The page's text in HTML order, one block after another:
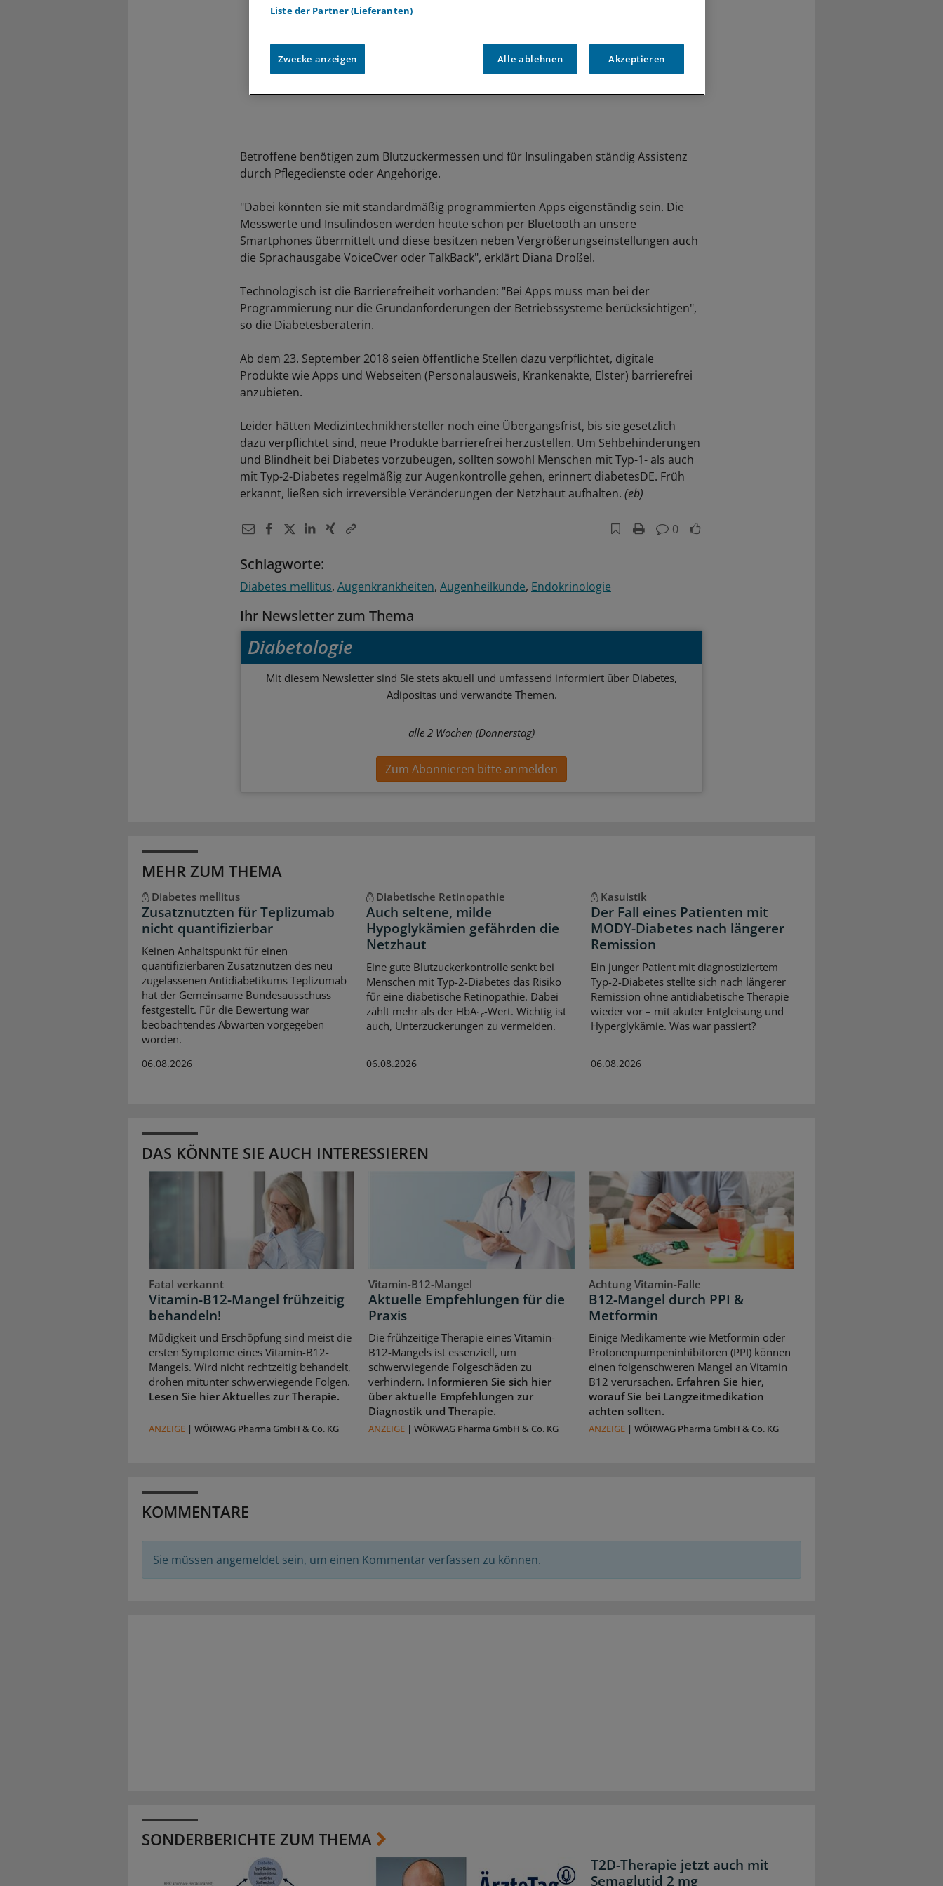
Betroffene benötigen zum Blutzuckermessen und für Insulingaben ständig Assistenz
durch Pflegedienste oder Angehörige.
"Dabei könnten sie mit standardmäßig programmierten Apps eigenständig sein. Die
Messwerte und Insulindosen werden heute schon per Bluetooth an unsere
Smartphones übermittelt und diese besitzen neben Vergrößerungseinstellungen auch
die Sprachausgabe VoiceOver oder TalkBack", erklärt Diana Droßel.
Technologisch ist die Barrierefreiheit vorhanden: "Bei Apps muss man bei der
Programmierung nur die Grundanforderungen der Betriebssysteme berücksichtigen",
so die Diabetesberaterin.
Ab dem 23. September 2018 seien öffentliche Stellen dazu verpflichtet, digitale
Produkte wie Apps und Webseiten (Personalausweis, Krankenakte, Elster) barrierefrei
anzubieten.
Leider hätten Medizintechnikhersteller noch eine Übergangsfrist, bis sie gesetzlich
dazu verpflichtet sind, neue Produkte barrierefrei herzustellen. Um Sehbehinderungen
und Blindheit bei Diabetes vorzubeugen, sollten sowohl Menschen mit Typ-1- als auch
mit Typ-2-Diabetes regelmäßig zur Augenkontrolle gehen, erinnert diabetesDE. Früh
erkannt, ließen sich irreversible Veränderungen der Netzhaut aufhalten. (eb)
0
Schlagworte:
Diabetes mellitus Augenkrankheiten Augenheilkunde Endokrinologie
Ihr Newsletter zum Thema
Diabetologie
Mit diesem Newsletter sind Sie stets aktuell und umfassend informiert über Diabetes,
Adipositas und verwandte Themen.
alle 2 Wochen (Donnerstag)
Zum Abonnieren bitte anmelden
MEHR ZUM THEMA
Diabetes mellitus
Zusatznutzten für Teplizumab
nicht quantifizierbar
Keinen Anhaltspunkt für einen
quantifizierbaren Zusatznutzen des neu
zugelassenen Antidiabetikums Teplizumab
hat der Gemeinsame Bundesausschuss
festgestellt. Für die Bewertung war
beobachtendes Abwarten vorgegeben
worden.
06.08.2026
Diabetische Retinopathie
Auch seltene, milde
Hypoglykämien gefährden die
Netzhaut
Eine gute Blutzuckerkontrolle senkt bei
Menschen mit Typ-2-Diabetes das Risiko
für eine diabetische Retinopathie. Dabei
zählt mehr als der HbA1c-Wert. Wichtig ist
auch, Unterzuckerungen zu vermeiden.
06.08.2026
Kasuistik
Der Fall eines Patienten mit
MODY-Diabetes nach längerer
Remission
Ein junger Patient mit diagnostiziertem
Typ-2-Diabetes stellte sich nach längerer
Remission ohne antidiabetische Therapie
wieder vor – mit akuter Entgleisung und
Hyperglykämie. Was war passiert?
06.08.2026
DAS KÖNNTE SIE AUCH INTERESSIEREN
Fatal verkannt
Vitamin-B12-Mangel frühzeitig
behandeln!
Müdigkeit und Erschöpfung sind meist die
ersten Symptome eines Vitamin-B12-
Mangels. Wird nicht rechtzeitig behandelt,
drohen mitunter schwerwiegende Folgen.
Lesen Sie hier Aktuelles zur Therapie.
ANZEIGE | WÖRWAG Pharma GmbH & Co. KG
Vitamin-B12-Mangel
Aktuelle Empfehlungen für die
Praxis
Die frühzeitige Therapie eines Vitamin-
B12-Mangels ist essenziell, um
schwerwiegende Folgeschäden zu
verhindern. Informieren Sie sich hier
über aktuelle Empfehlungen zur
Diagnostik und Therapie.
ANZEIGE |WÖRWAG Pharma GmbH & Co. KG
Achtung Vitamin-Falle
B12-Mangel durch PPI &
Metformin
Einige Medikamente wie Metformin oder
Protonenpumpeninhibitoren (PPI) können
einen folgenschweren Mangel an Vitamin
B12 verursachen. Erfahren Sie hier,
worauf Sie bei Langzeitmedikation
achten sollten.
ANZEIGE| WÖRWAG Pharma GmbH & Co. KG
KOMMENTARE
Sie müssen angemeldet sein, um einen Kommentar verfassen zu können.
SONDERBERICHTE ZUM THEMA
T2D-Therapie jetzt auch mit
Semaglutid 2 mg
Liste der Partner (Lieferanten)
Zwecke anzeigen Alle ablehnen Akzeptieren